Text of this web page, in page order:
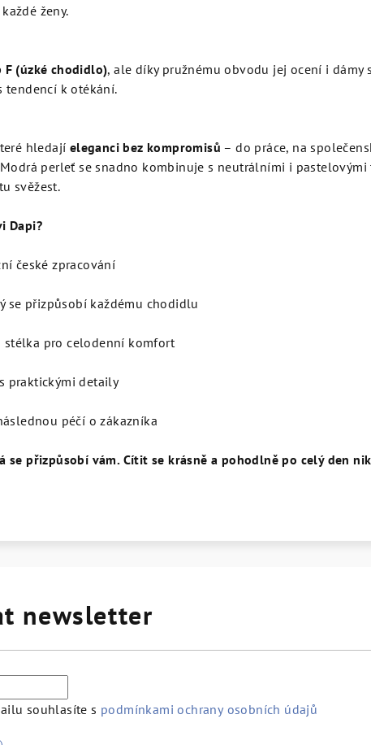
ženy.
F (úzké chodidlo), ale díky pružnému obvodu jej ocení i dámy
tendencí k otékání.
hledají eleganci bez kompromisů – do práce, na
perleť se snadno kombinuje s neutrálními i pastelovými
svěžest.
Dapi?
české zpracování
se přizpůsobí každému chodidlu
stélka pro celodenní komfort
praktickými detaily
péčí o zákazníka
se přizpůsobí vám. Cítit se krásně a pohodlně po celý den
newsletter
souhlasíte s podmínkami ochrany osobních údajů